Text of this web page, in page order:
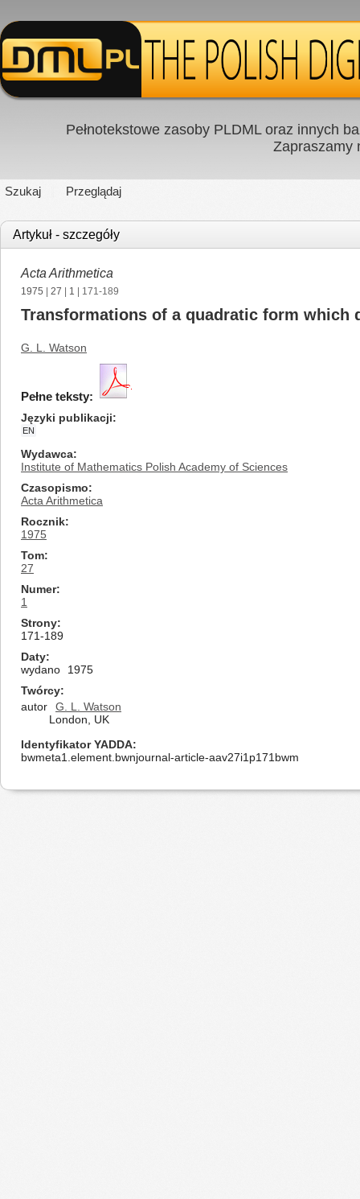
Pełnotekstowe zasoby PLDML oraz innych
Zapraszamy
Szukaj Przeglądaj
Artykuł - szczegóły
Acta Arithmetica
1975 27 1 | 171-189
Transformations of a quadratic form which
G. L. Watson
Pełne teksty:
Języki publikacji
EN
Wydawca
Institute of Mathematics Polish Academy of Sciences
Czasopismo
Acta Arithmetica
Rocznik
1975
Tom
27
Numer
1
Strony
171-189
Daty
wydano
1975
Twórcy
autor
G. L. Watson
London, UK
Identyfikator YADDA
bwmeta1.element.bwnjournal-article-aav27i1p171bwm